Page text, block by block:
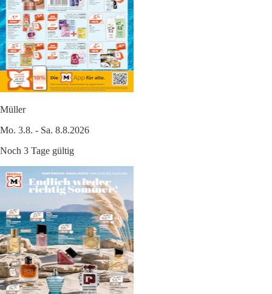
Müller
Mo. 3.8. - Sa. 8.8.2026
Noch 3 Tage gültig